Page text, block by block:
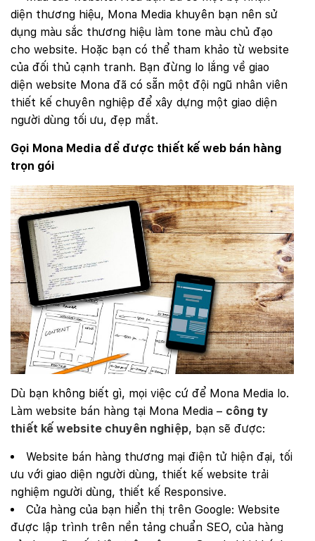
diện thương hiệu, Mona Media khuyên bạn nên sử
dụng màu sắc thương hiệu làm tone màu chủ đạo
cho website. Hoặc bạn có thể tham khảo từ website
của đối thủ cạnh tranh. Bạn đừng lo lắng về giao
diện website Mona đã có sẵn một đội ngũ nhân viên
thiết kế chuyên nghiệp để xây dựng một giao diện
người dùng tối ưu, đẹp mắt.
Gọi Mona Media để được thiết kế web bán hàng
trọn gói
Dù bạn không biết gì, mọi việc cứ để Mona Media lo.
Làm website bán hàng tại Mona Media – công ty
thiết kế website chuyên nghiệp, bạn sẽ được:
Website bán hàng thương mại điện tử hiện đại, tối
ưu với giao diện người dùng, thiết kế website trải
nghiệm người dùng, thiết kế Responsive.
Cửa hàng của bạn hiển thị trên Google: Website
được lập trình trên nền tảng chuẩn SEO, của hàng